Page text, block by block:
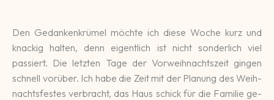
Den Gedankenkrümel möchte ich diese Woche kurz und
kna­ckig halten, denn ei­gent­lich ist nicht son­der­lich viel
passiert. Die letz­ten Tage der Vor­weih­nachts­zeit gin­gen
schnell vo­rüber. Ich habe die Zeit mit der Pla­nung des Weih­
nachts­festes ver­bracht, das Haus schick für die Fa­mi­lie ge­